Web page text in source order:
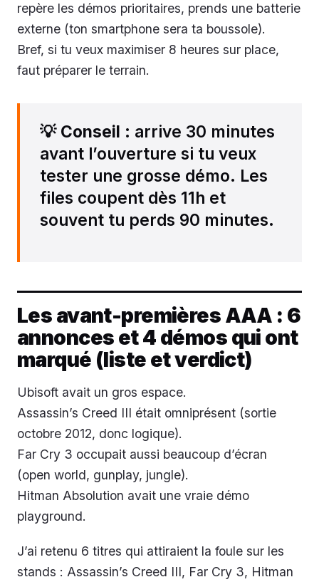
repère les démos prioritaires, prends une batterie
externe (ton smartphone sera ta boussole).
Bref, si tu veux maximiser 8 heures sur place,
faut préparer le terrain.
💡 Conseil : arrive 30 minutes
avant l’ouverture si tu veux
tester une grosse démo. Les
files coupent dès 11h et
souvent tu perds 90 minutes.
Les avant-premières AAA : 6
annonces et 4 démos qui ont
marqué (liste et verdict)
Ubisoft avait un gros espace.
Assassin’s Creed III était omniprésent (sortie
octobre 2012, donc logique).
Far Cry 3 occupait aussi beaucoup d’écran
(open world, gunplay, jungle).
Hitman Absolution avait une vraie démo
playground.
J’ai retenu 6 titres qui attiraient la foule sur les
stands : Assassin’s Creed III, Far Cry 3, Hitman